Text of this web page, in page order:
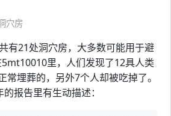
穴房
有21处洞穴房，大多数可能用于避
里，人们发现了12具人类
常埋葬的，另外7个人却被吃掉了。
报告里有生动描述：